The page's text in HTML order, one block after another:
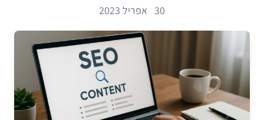
30 אפריל 2023